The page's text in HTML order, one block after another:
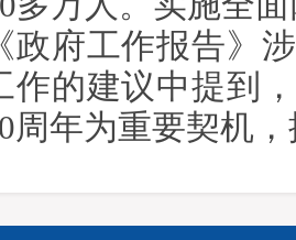
《政府工作报告》
作的建议中提到
周年为重要契机